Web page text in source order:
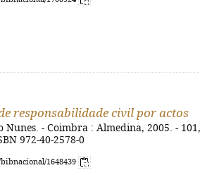
responsabilidade civil por actos
Nunes. - Coimbra : Almedina, 2005. -
972-40-2578-0
1648439